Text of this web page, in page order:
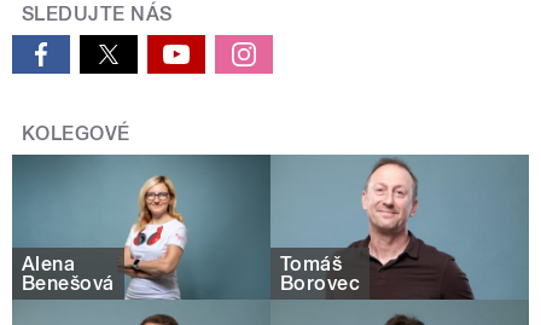
SLEDUJTE NÁS
KOLEGOVÉ
Alena
Benešová
Tomáš
Borovec